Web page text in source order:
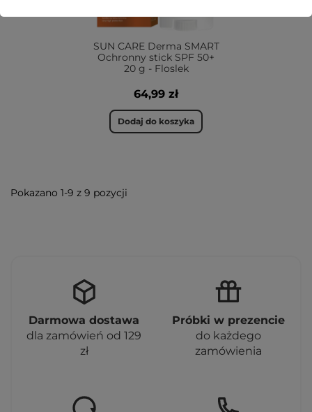
SUN CARE Derma SMART
Ochronny stick SPF 50+
20 g - Floslek
64,99 zł
Dodaj do koszyka
Pokazano 1-9 z 9 pozycji
Darmowa dostawa
dla zamówień od 129
zł
Próbki w prezencie
do każdego
zamówienia